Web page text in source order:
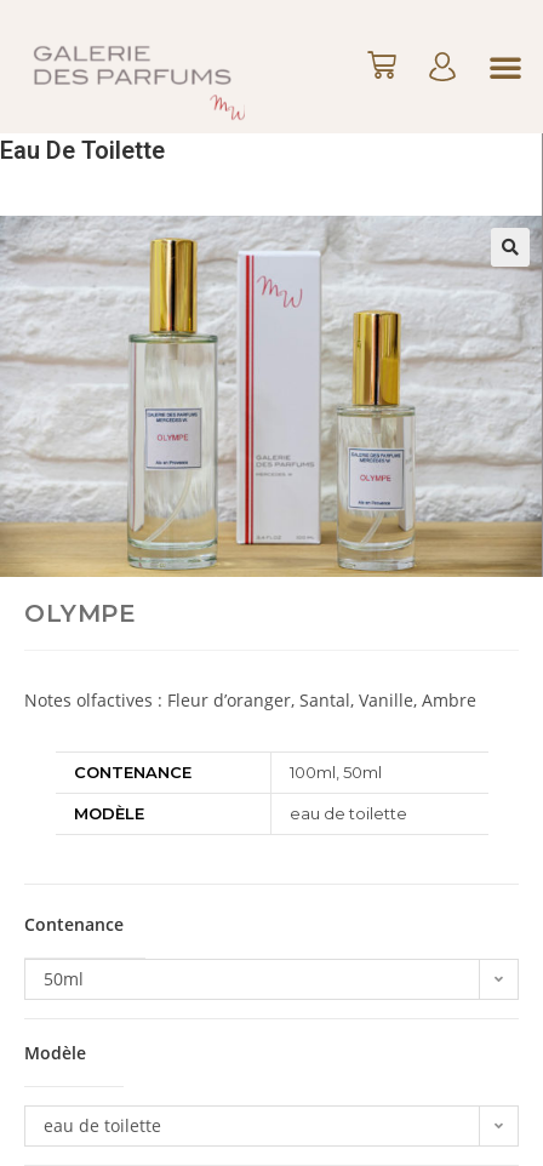
Eau De Toilette
OLYMPE
Notes olfactives : Fleur d’oranger, Santal, Vanille, Ambre
CONTENANCE 100ml, 50ml
MODÈLE eau de toilette
Contenance
50ml
Modèle
eau de toilette